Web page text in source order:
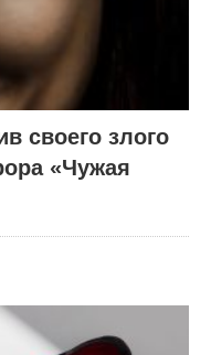
своего злого
«Чужая